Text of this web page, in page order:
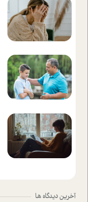
آخرین دیدگاه ها